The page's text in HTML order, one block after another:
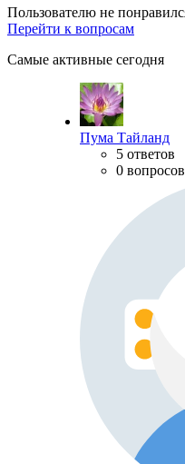
Пользователю не
Перейти к вопросам
Самые активные сегодня
Пума Тайланд
5 ответов
0 вопросов